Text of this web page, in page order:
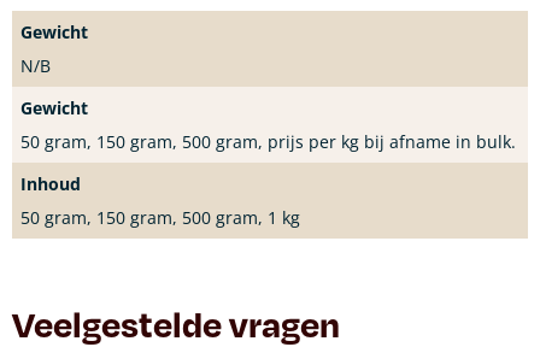
Gewicht
N/B
Gewicht
50 gram, 150 gram, 500 gram, prijs per kg bij afname in bulk.
Inhoud
50 gram, 150 gram, 500 gram, 1 kg
Veelgestelde vragen